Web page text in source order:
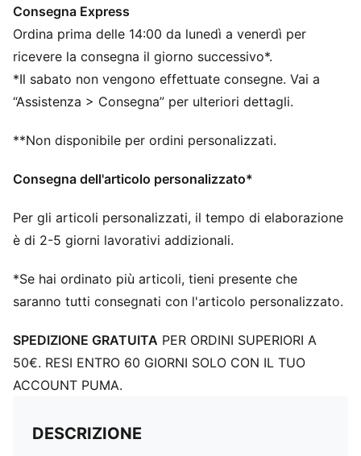
PUMA per bambini: consigliata per bambini dai
quattro agli otto anni
Consegna Express
Ordina prima delle 14:00 da lunedì a venerdì per
ricevere la consegna il giorno successivo*.
*Il sabato non vengono effettuate consegne. Vai a
“Assistenza > Consegna” per ulteriori dettagli.
**Non disponibile per ordini personalizzati.
Consegna dell'articolo personalizzato*
Per gli articoli personalizzati, il tempo di elaborazione
è di 2-5 giorni lavorativi addizionali.
*Se hai ordinato più articoli, tieni presente che
saranno tutti consegnati con l'articolo personalizzato.
SPEDIZIONE GRATUITA PER ORDINI SUPERIORI A
50€. RESI ENTRO 60 GIORNI SOLO CON IL TUO
ACCOUNT PUMA.
DESCRIZIONE